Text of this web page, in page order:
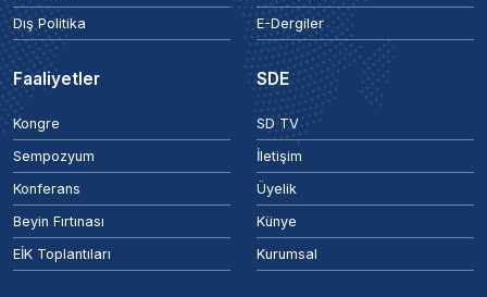
Dış Politika
E-Dergiler
Faaliyetler
Kongre
Sempozyum
Konferans
Beyin Fırtınası
EİK Toplantıları
SDE
SD TV
İletişim
Üyelik
Künye
Kurumsal